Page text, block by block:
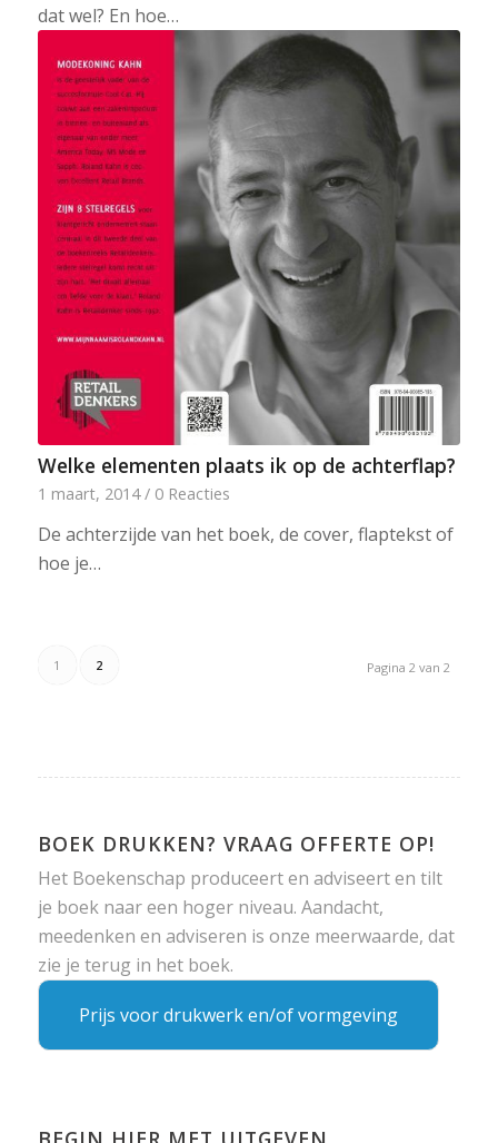
dat wel? En hoe…
Welke elementen plaats ik op de achterflap?
1 maart, 2014 / 0 Reacties
De achterzijde van het boek, de cover, flaptekst of
hoe je…
Pagina 2 van 2
1 2
BOEK DRUKKEN? VRAAG OFFERTE OP!
Het Boekenschap produceert en adviseert en tilt
je boek naar een hoger niveau. Aandacht,
meedenken en adviseren is onze meerwaarde, dat
zie je terug in het boek.
Prijs voor drukwerk en/of vormgeving